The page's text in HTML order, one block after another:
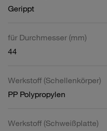
Gerippt
für Durchmesser (mm)
44
Werkstoff (Schellenkörper)
PP Polypropylen
Werkstoff (Schweißplatte)